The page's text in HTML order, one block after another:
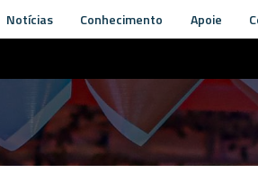
Notícias Conhecimento Apoie